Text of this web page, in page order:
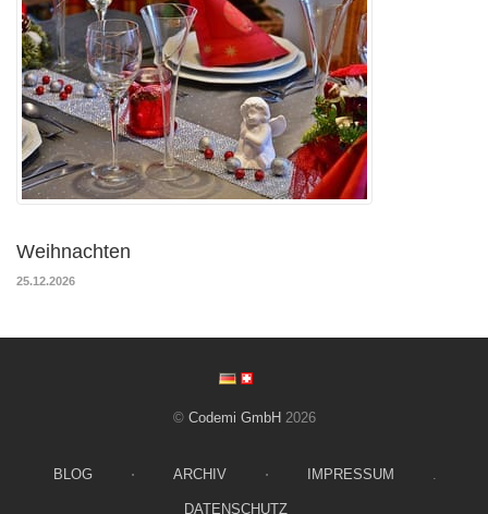
Weihnachten
25.12.2026
© Codemi GmbH 2026
BLOG ⋅ ARCHIV ⋅ IMPRESSUM .
DATENSCHUTZ